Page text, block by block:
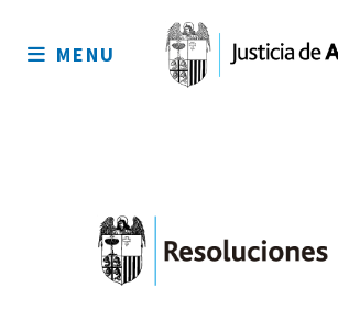
sitio
MENU